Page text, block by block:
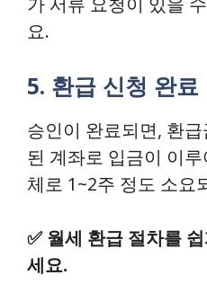
요.
5. 환급 신청 완료
승인이 완료되면, 환
된 계좌로 입금이 이
체로 1~2주 정도 소요
✅ 월세 환급 절차를
세요.